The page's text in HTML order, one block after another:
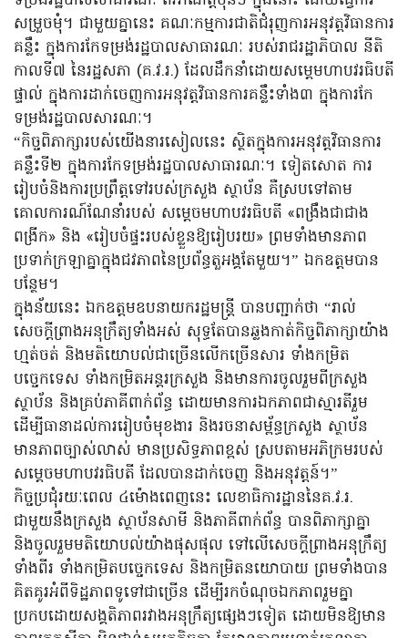
សម្រួចមុំ។ ជាមួយគ្នានេះ គណៈកម្មការជាតិជំរុញការអនុវត្តវិធានការ
គន្លឹះ ក្នុងការកែទម្រង់រដ្ឋបាលសាធារណៈ របស់រាជរដ្ឋាភិបាល នីតិ
កាលទី៧ នៃរដ្ឋសភា (គ.វ.រ.) ដែលដឹកនាំដោយសម្តេមហាបវរធិបតី
ផ្ទាល់ ក្នុងការដាក់ចេញការអនុវត្តវិធានការគន្លឹះទាំង៣ ក្នុងការកែ
ទម្រង់រដ្ឋបាលសារណៈ។
“កិច្ចពិភាក្សារបស់យើងនារសៀលនេះ ស្ថិតក្នុងការអនុវត្តវិធានការ
គន្លឹះទី២ ក្នុងការកែទម្រង់រដ្ឋបាលសាធារណៈ។ ទៀតសោត ការ
រៀបចំនិងការប្រព្រឹត្តទៅរបស់ក្រសួង ស្ថាប័ន គឺស្របទៅតាម
គោលការណ៍ណែនាំរបស់ សម្តេចមហាបវរធិបតី «ពង្រឹងជាជាង
ពង្រីក» និង «រៀបចំផ្ទះរបស់ខ្លួនឱ្យរៀបរយ» ព្រមទាំងមានភាព
ប្រទាក់ក្រឡាគ្នាក្នុងជវភាពនៃប្រព័ន្ធតួអង្គតែមួយ។” ឯកឧត្តមបាន
បន្ថែម។
ក្នុងន័យនេះ ឯកឧត្តមឧបនាយករដ្ឋមន្ត្រី បានបញ្ជាក់ថា “រាល់
សេចក្តីព្រាងអនុក្រឹត្យទាំងអស់ សុទ្ធតែបានឆ្លងកាត់កិច្ចពិភាក្សាយ៉ាង
ហ្មត់ចត់ និងមតិយោបល់ជាច្រើនលើកច្រើនសារ ទាំងកម្រិត
បច្ចេកទេស ទាំងកម្រិតអន្តរក្រសួង និងមានការចូលរួមពីក្រសួង
ស្ថាប័ន និងគ្រប់ភាគីពាក់ព័ន្ធ ដោយមានការឯកភាពជាស្មារតីរួម
ដើម្បីធានាដល់ការរៀបចំមុខងារ និងរចនាសម្ព័ន្ធក្រសួង ស្ថាប័ន
មានភាពច្បាស់លាស់ មានប្រសិទ្ធភាពខ្ពស់ ស្របតាមអភិក្រមរបស់
សម្តេចមហាបវរធិបតី ដែលបានដាក់ចេញ និងអនុវត្តន៍។”
កិច្ចប្រជុំរយៈពេល ៤ម៉ោងពេញនេះ លេខាធិការដ្ឋាននៃគ.វ.រ.
ជាមួយនឹងក្រសួង ស្ថាប័នសាមី និងភាគីពាក់ព័ន្ធ បានពិភាក្សាគ្នា
និងចូលរួមមតិយោបល់យ៉ាងផុសផុល ទៅលើសេចក្តីព្រាងអនុក្រឹត្យ
ទាំងពីរ ទាំងកម្រិតបច្ចេកទេស និងកម្រិតនយោបាយ ព្រមទាំងបាន
គិតគូរអំពីទិដ្ឋភាពទូទៅជាច្រើន ដើម្បីរកចំណុចឯកភាពរួមគ្នា
ប្រកបដោយសង្គតិភាពរវាងអនុក្រឹត្យផ្សេងៗទៀត ដោយមិនឱ្យមាន